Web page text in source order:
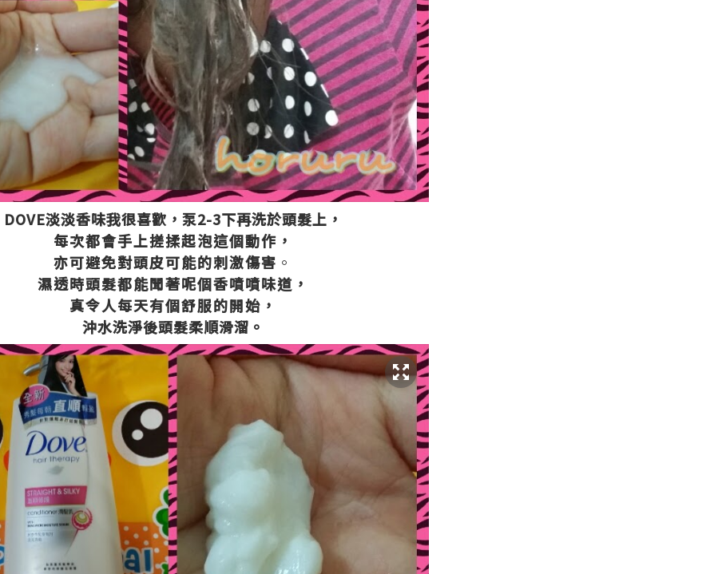
DOVE淡淡香味我很喜歡，泵2-3下再洗於頭髮上，
每次都會手上搓揉起泡這個動作，
亦可避免對頭皮可能的刺激傷害 。
濕透時頭髮都能聞著呢個香噴噴味道，
真令人每天有個舒服的開始，
沖水洗淨後頭髮柔順滑溜。